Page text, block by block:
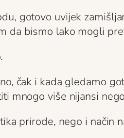
gotovo uvijek
da bismo lako mogli
čak i kada gledamo
mnogo više nijansi
prirode, nego i način